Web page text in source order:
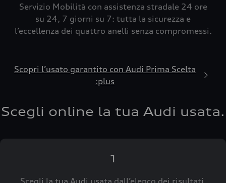
Servizio Mobilità con assistenza stradale 24 ore
su 24, 7 giorni su 7: tutta la sicurezza e
l’eccellenza dei quattro anelli senza compromessi.
Scopri l’usato garantito con Audi Prima Scelta
:plus
Scegli online la tua Audi usata.
1
Scegli la tua Audi usata dall’elenco dei risultati.